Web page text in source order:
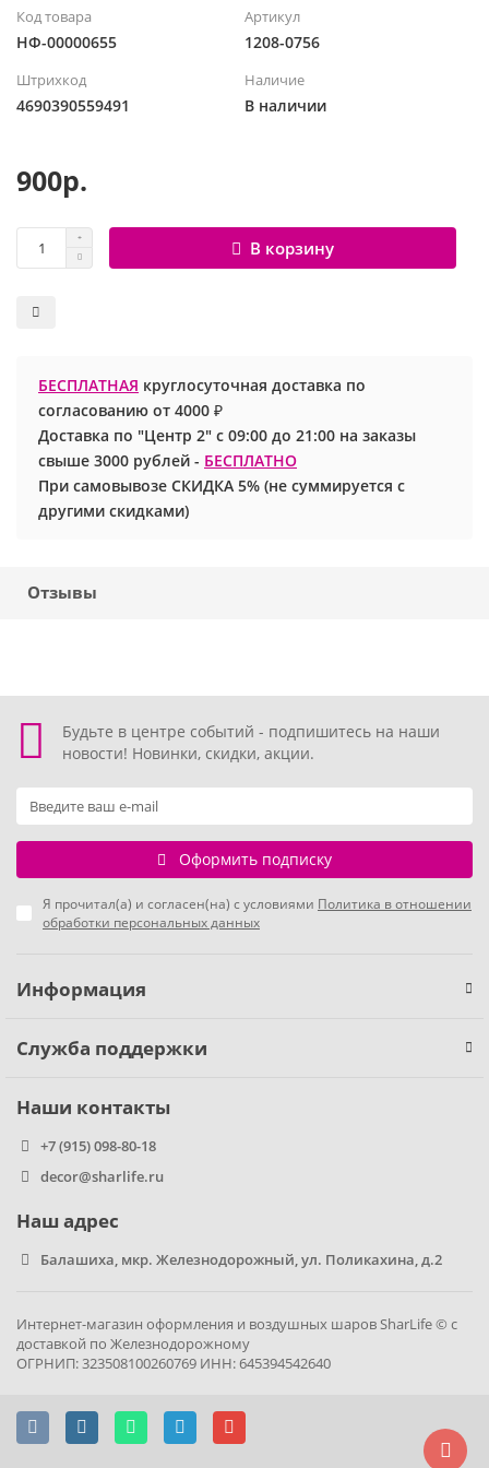
Шары с рисунком
Цифры и буквы
Ходячие шары
Гендер Пати
День рождения
Для мальчиков
Маме
Свадьба
23 февраля
День Святого Валентина
Хэллоуин
Леди Баг
Лол
Маша и медведь
Ми-ми-мишки
Микки / Минни Маус
Покемон
Принцессы
Роблокс
Супергерои
Тачки
Три кота
Человек паук
Черепашки ниндзя
Код товара
НФ-00000655
Артикул
1208-0756
Штрихкод
4690390559491
Наличие
В наличии
900р.
В корзину
БЕСПЛАТНАЯ круглосуточная доставка по
согласованию от 4000 ₽
Доставка по "Центр 2" с 09:00 до 21:00 на заказы
свыше 3000 рублей - БЕСПЛАТНО
При самовывозе СКИДКА 5% (не суммируется с
другими скидками)
Отзывы
Будьте в центре событий - подпишитесь на наши
новости! Новинки, скидки, акции.
Оформить подписку
Я прочитал(а) и согласен(на) с условиями Политика в отношении
обработки персональных данных
Информация
Служба поддержки
Наши контакты
+7 (915) 098-80-18
decor@sharlife.ru
Наш адрес
Балашиха, мкр. Железнодорожный, ул. Поликахина, д.2
Интернет-магазин оформления и воздушных шаров SharLife © с
доставкой по Железнодорожному
ОГРНИП: 323508100260769 ИНН: 645394542640